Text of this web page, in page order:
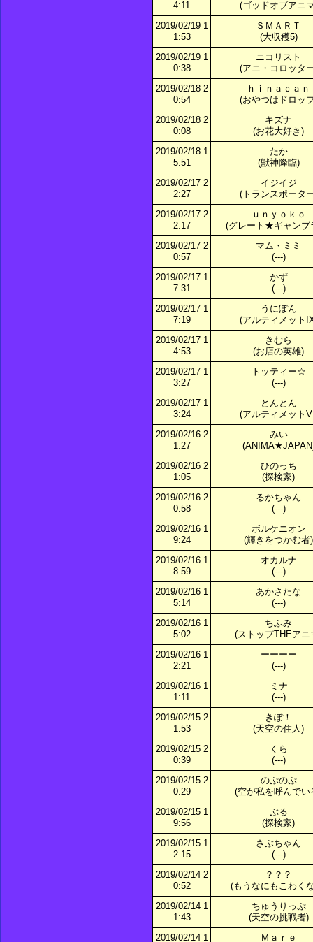
4:11
(ゴッドオブアニ
2019/02/19 1
1:53
ＳＭＡＲＴ
(大収穫5)
2019/02/19 1
0:38
ニコリスト
(アニ・コロッタ
2019/02/18 2
0:54
ｈｉｎａｃａｎ
(おやつはドロッ
2019/02/18 2
0:08
キズナ
(お花大好き)
2019/02/18 1
5:51
たか
(獣神降臨)
2019/02/17 2
2:27
イジイジ
(トランスポータ
2019/02/17 2
2:17
ｕｎｙｏｋｏ
(グレート★ギャンブ
2019/02/17 2
0:57
マム・ミミ
(---)
2019/02/17 1
7:31
かず
(---)
2019/02/17 1
7:19
うにぽん
(アルティメット
2019/02/17 1
4:53
きむら
(お店の英雄)
2019/02/17 1
3:27
トッティー☆
(---)
2019/02/17 1
3:24
とんとん
(アルティメット
2019/02/16 2
1:27
みい
2019/02/16 2
1:05
ひのっち
(探検家)
2019/02/16 2
0:58
るかちゃん
(---)
2019/02/16 1
9:24
ボルケニオン
(輝きをつかむ者)
2019/02/16 1
8:59
オカルナ
(---)
2019/02/16 1
5:14
あかさたな
(---)
2019/02/16 1
5:02
ちふみ
(ストップTHEアニ
2019/02/16 1
2:21
ーーーー
(---)
2019/02/16 1
1:11
ミナ
(---)
2019/02/15 2
1:53
きぽ！
(天空の住人)
2019/02/15 2
0:39
くら
(---)
2019/02/15 2
0:29
のぷのぷ
(空が私を呼んでい
2019/02/15 1
9:56
ぶる
(探検家)
2019/02/15 1
2:15
さぶちゃん
(---)
2019/02/14 2
0:52
？？？
(もうなにもこわく
2019/02/14 1
1:43
ちゅうりっぷ
(天空の挑戦者)
2019/02/14 1
Ｍａｒｅ